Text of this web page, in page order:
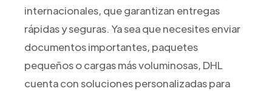
internacionales, que garantizan entregas
rápidas y seguras. Ya sea que necesites enviar
documentos importantes, paquetes
pequeños o cargas más voluminosas, DHL
cuenta con soluciones personalizadas para